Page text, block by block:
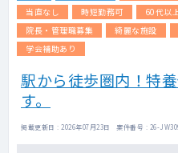
当直なし
時短勤務可 60代以
院長・管理職募集
綺麗な施設
学会補助あり
駅から徒歩圏内！特
す。
掲載更新日 : 2026年07月23日 案件番号 : 26-